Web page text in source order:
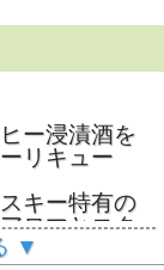
ー浸漬酒を
リキュー
キー特有の
ロマとコク
いただけま
▼